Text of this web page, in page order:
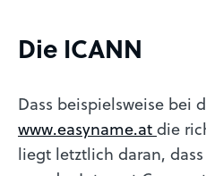
Die ICANN
Dass beispielsweise bei
www.easyname.atdie
liegt letztlich daran,